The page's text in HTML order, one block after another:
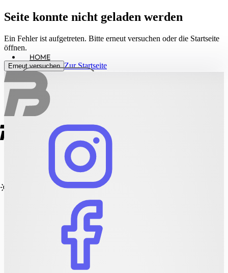
HOME
LEISTUNGEN
PORTFOLIO
KONTAKT
PREISE
Seite konnte nicht geladen werden
Ein Fehler ist aufgetreten. Bitte erneut versuchen oder die Startseite
öffnen.
Erneut versuchen Zur Startseite